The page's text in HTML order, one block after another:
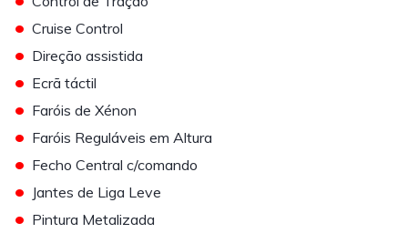
• Cruise Control
• Direção assistida
• Ecrã táctil
• Faróis de Xénon
• Faróis Reguláveis em Altura
• Fecho Central c/comando
• Jantes de Liga Leve
• Pintura Metalizada